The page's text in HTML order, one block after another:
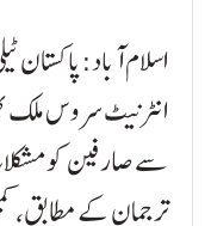
اسلام آباد:پاکستان
انٹرنیٹ سروس ملک
سے صارفین کو
ترجمان کے مطابق،